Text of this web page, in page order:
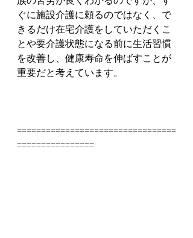
ぐに施設介護に頼るのではなく、で
きるだけ在宅介護をしていただくこ
とや要介護状態になる前に生活習慣
を改善し、健康寿命を伸ばすことが
重要だと考えています。
=================================
================